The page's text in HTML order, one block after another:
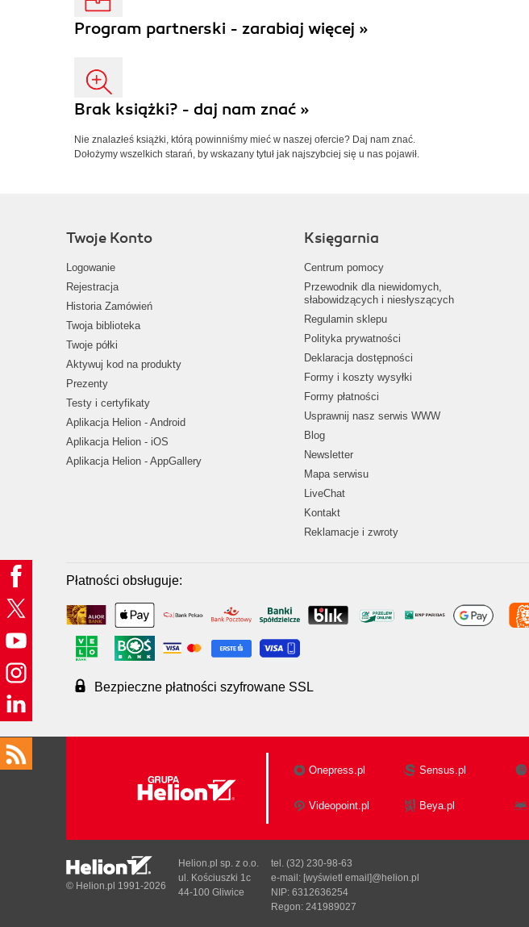
Program partnerski - zarabiaj więcej »
Brak książki? - daj nam znać »
Nie znalazłeś książki, którą powinniśmy mieć w naszej ofercie? Daj nam znać.
Dołożymy wszelkich starań, by wskazany tytuł jak najszybciej się u nas pojawił.
Twoje Konto
Logowanie
Rejestracja
Historia Zamówień
Twoja biblioteka
Twoje półki
Aktywuj kod na produkty
Prezenty
Testy i certyfikaty
Aplikacja Helion - Android
Aplikacja Helion - iOS
Aplikacja Helion - AppGallery
Księgarnia
Centrum pomocy
Przewodnik dla niewidomych,
słabowidzących i niesłyszących
Regulamin sklepu
Polityka prywatności
Deklaracja dostępności
Formy i koszty wysyłki
Formy płatności
Usprawnij nasz serwis WWW
Blog
Newsletter
Mapa serwisu
LiveChat
Kontakt
Reklamacje i zwroty
Płatności obsługuje:
Bezpieczne płatności szyfrowane SSL
Onepress.pl Sensus.pl
Videopoint.pl Beya.pl
© Helion.pl 1991-2026
Helion.pl sp. z o.o.
ul. Kościuszki 1c
44-100 Gliwice
tel. (32) 230-98-63
e-mail: [wyświetl email]@helion.pl
NIP: 6312636254
Regon: 241989027